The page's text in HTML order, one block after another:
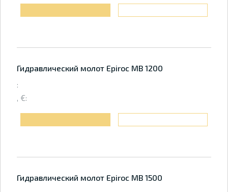
Гидравлический молот Epiroc MB 1200
:
, €:
Гидравлический молот Epiroc MB 1500